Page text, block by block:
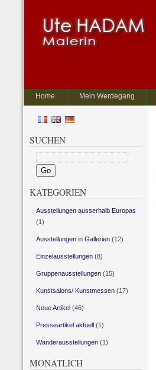
Home Mein Werdegang
SUCHEN
KATEGORIEN
Ausstellungen ausserhalb Europas
(1)
Ausstellungen in Gallerien(12)
Einzelausstellungen(8)
Gruppenausstellungen(15)
Kunstsalons/ Kunstmessen(17)
Neue Artikel(46)
Presseartikel aktuell(1)
Wanderausstellungen(1)
MONATLICH